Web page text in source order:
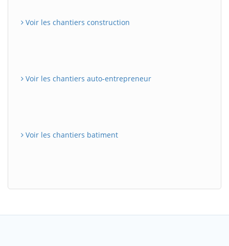
Voir les chantiers construction
Voir les chantiers auto-entrepreneur
Voir les chantiers batiment